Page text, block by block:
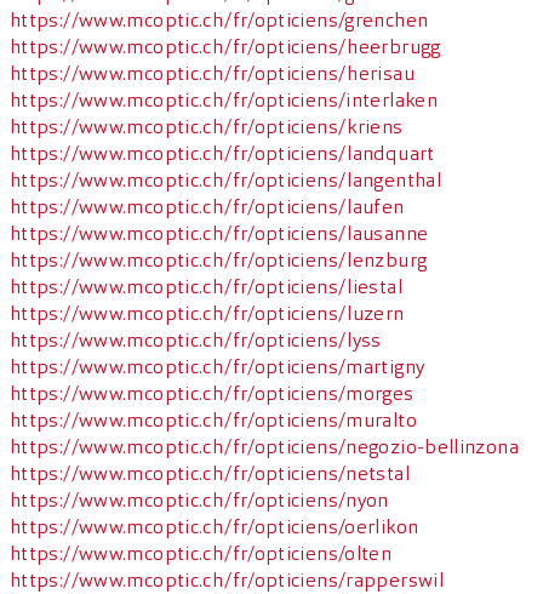
https://www.mcoptic.ch/fr/opticiens/grenchen
https://www.mcoptic.ch/fr/opticiens/heerbrugg
https://www.mcoptic.ch/fr/opticiens/herisau
https://www.mcoptic.ch/fr/opticiens/interlaken
https://www.mcoptic.ch/fr/opticiens/kriens
https://www.mcoptic.ch/fr/opticiens/landquart
https://www.mcoptic.ch/fr/opticiens/langenthal
https://www.mcoptic.ch/fr/opticiens/laufen
https://www.mcoptic.ch/fr/opticiens/lausanne
https://www.mcoptic.ch/fr/opticiens/lenzburg
https://www.mcoptic.ch/fr/opticiens/liestal
https://www.mcoptic.ch/fr/opticiens/luzern
https://www.mcoptic.ch/fr/opticiens/lyss
https://www.mcoptic.ch/fr/opticiens/martigny
https://www.mcoptic.ch/fr/opticiens/morges
https://www.mcoptic.ch/fr/opticiens/muralto
https://www.mcoptic.ch/fr/opticiens/negozio-bellinzona
https://www.mcoptic.ch/fr/opticiens/netstal
https://www.mcoptic.ch/fr/opticiens/nyon
https://www.mcoptic.ch/fr/opticiens/oerlikon
https://www.mcoptic.ch/fr/opticiens/olten
https://www.mcoptic.ch/fr/opticiens/rapperswil